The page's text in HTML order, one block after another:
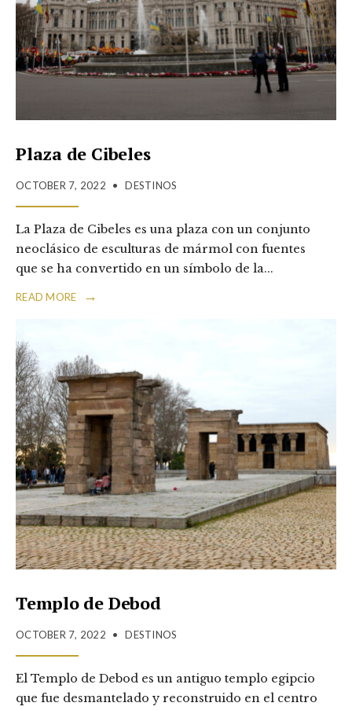
Plaza de Cibeles
OCTOBER 7, 2022 • DESTINOS
La Plaza de Cibeles es una plaza con un conjunto
neoclásico de esculturas de mármol con fuentes
que se ha convertido en un símbolo de la...
READ MORE →
Templo de Debod
OCTOBER 7, 2022 • DESTINOS
El Templo de Debod es un antiguo templo egipcio
que fue desmantelado y reconstruido en el centro